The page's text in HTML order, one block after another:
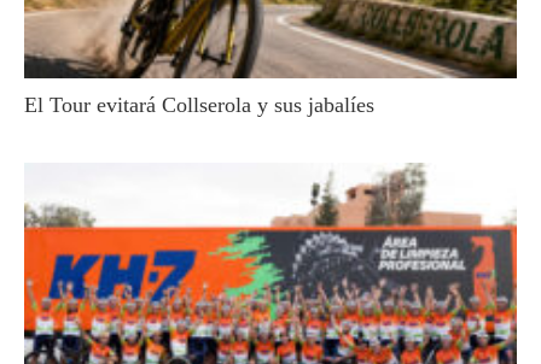
El Tour evitará Collserola y sus jabalíes